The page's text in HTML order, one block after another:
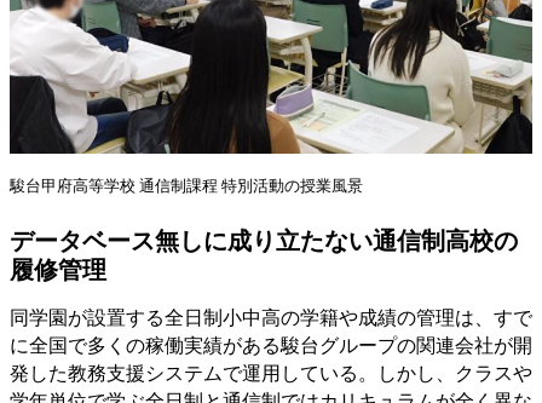
駿台甲府高等学校 通信制課程 特別活動の授業風景
データベース無しに成り立たない通信制高校の
履修管理
同学園が設置する全日制小中高の学籍や成績の管理は、すで
に全国で多くの稼働実績がある駿台グループの関連会社が開
発した教務支援システムで運用している。しかし、クラスや